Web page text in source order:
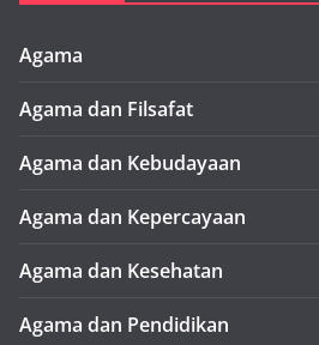
Agama
Agama dan Filsafat
Agama dan Kebudayaan
Agama dan Kepercayaan
Agama dan Kesehatan
Agama dan Pendidikan